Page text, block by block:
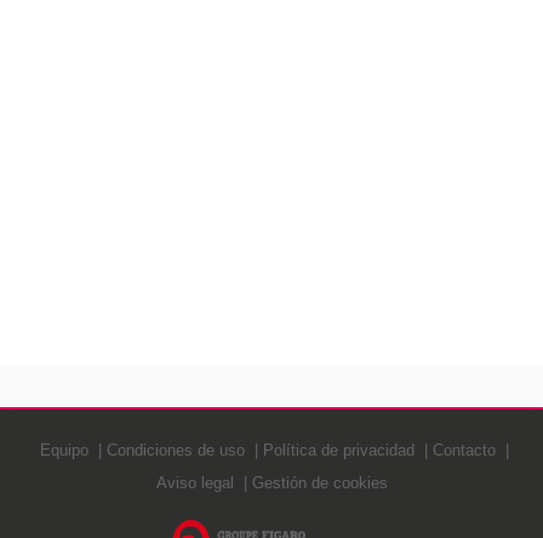
Equipo Condiciones de uso Política de privacidad
Contacto
Aviso legal
Gestión de cookies